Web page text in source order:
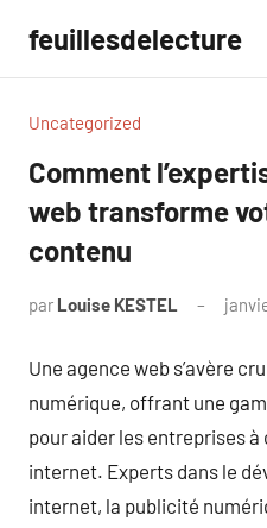
contenu
feuillesdelecture
Uncategorized
Comment
web transforme
contenu
par Louise KESTEL
Une agence web s’avère
numérique, offrant une
pour aider les entreprises
internet. Experts dans le
internet, la publicité